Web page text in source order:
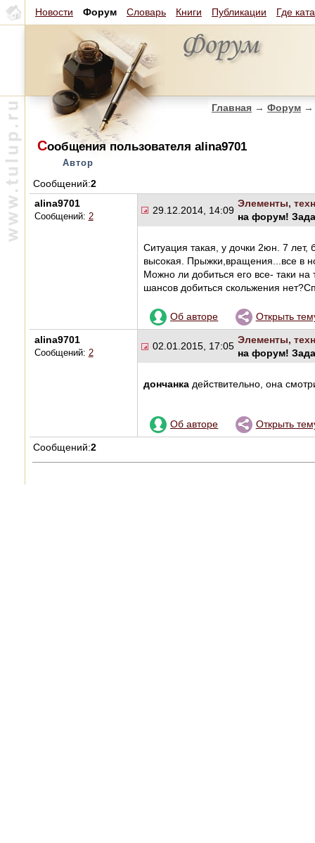
Новости Форум Словарь Книги Публикации Где
Главная → Форум →
Сообщения пользователя alina9701
Автор
Сообщений:2
alina9701
Сообщений: 2
29.12.2014, 14:09
Элементы,
на форум!
Ситуация такая, у дочки 2юн. 7
высокая. Прыжки,вращения...все в
Можно ли добиться его все- таки на
шансов добиться скольжения
Об авторе Открыть
alina9701
Сообщений: 2
02.01.2015, 17:05
Элементы,
на форум!
дончанкадействительно, она
Об авторе Открыть
Сообщений:2